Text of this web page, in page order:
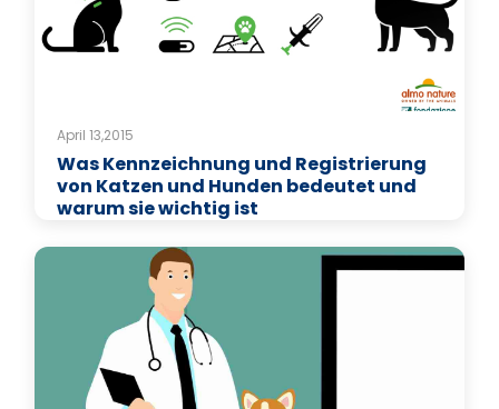
April 13,2015
Was Kennzeichnung und Registrierung
von Katzen und Hunden bedeutet und
warum sie wichtig ist